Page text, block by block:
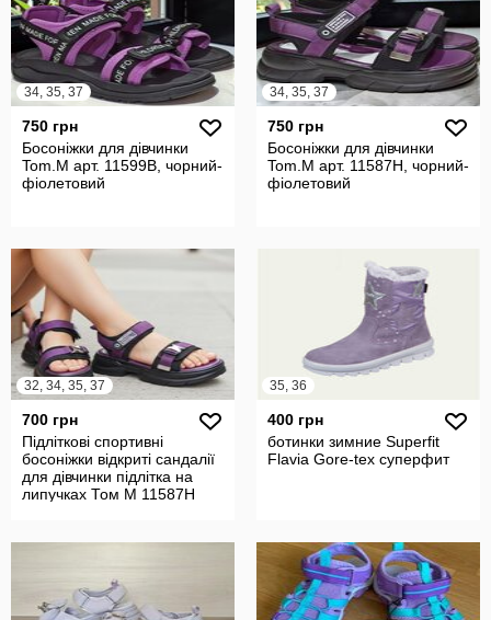
34, 35, 37
750 грн
Босоніжки для дівчинки
Tom.M арт. 11599В, чорний-
фіолетовий
34, 35, 37
750 грн
Босоніжки для дівчинки
Tom.M арт. 11587Н, чорний-
фіолетовий
32, 34, 35, 37
700 грн
Підліткові спортивні
босоніжки відкриті сандалії
для дівчинки підлітка на
липучках Том М 11587Н
35, 36
400 грн
ботинки зимние Superfit
Flavia Gore-tex суперфит